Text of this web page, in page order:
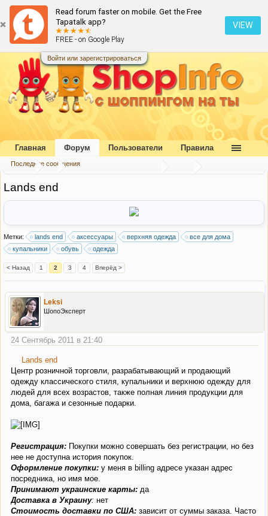
Read forum faster on mobile. Get the Free
Tapatalk app?
FREE - on Google Play
VIEW
Войти или зарегистрироваться
Форум ... Каталог интернет-магазинов
Lands end
Метки: lands end аксессуары верхняя одежда
все для дома
купальники
обувь одежда
< Назад 1 2 3 4 Вперёд >
Leksi
ШопоЭксперт
24 Сентябрь 2011 в 21:40
Lands end
Центр розничной торговли, разрабатывающий и продающий
одежду классического стиля, купальники и верхнюю одежду для
людей для всех возрастов, также полная линия продукции для
дома, багажа и сезонные подарки.
Регистрация: Покупки можно совершать без регистрации, но без
нее не доступна история покупок.
Оформление покупки: у меня в billing адресе указан адрес
посредника, но имя мое.
Принимают украинские карты: да
Доставка в Украину: нет
Стоимость доставки по США: зависит от суммы заказа. Часто
Главная Форум
Последние сообщения
Пользователи Правила